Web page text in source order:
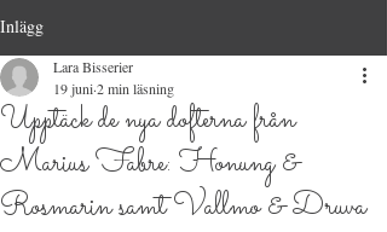
Inlägg
Upptäck de nya dofterna från
Marius Fabre: Honung &
Rosmarin samt Vallmo & Druva
Lara Bisserier
19 juni2 min läsning